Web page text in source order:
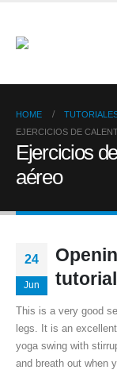
HOME
EJERCICIOS DE
Ejercicios
aéreo
24
Jun
tutorial
This is a very good
legs. It is an
yoga swing with
and breath out when